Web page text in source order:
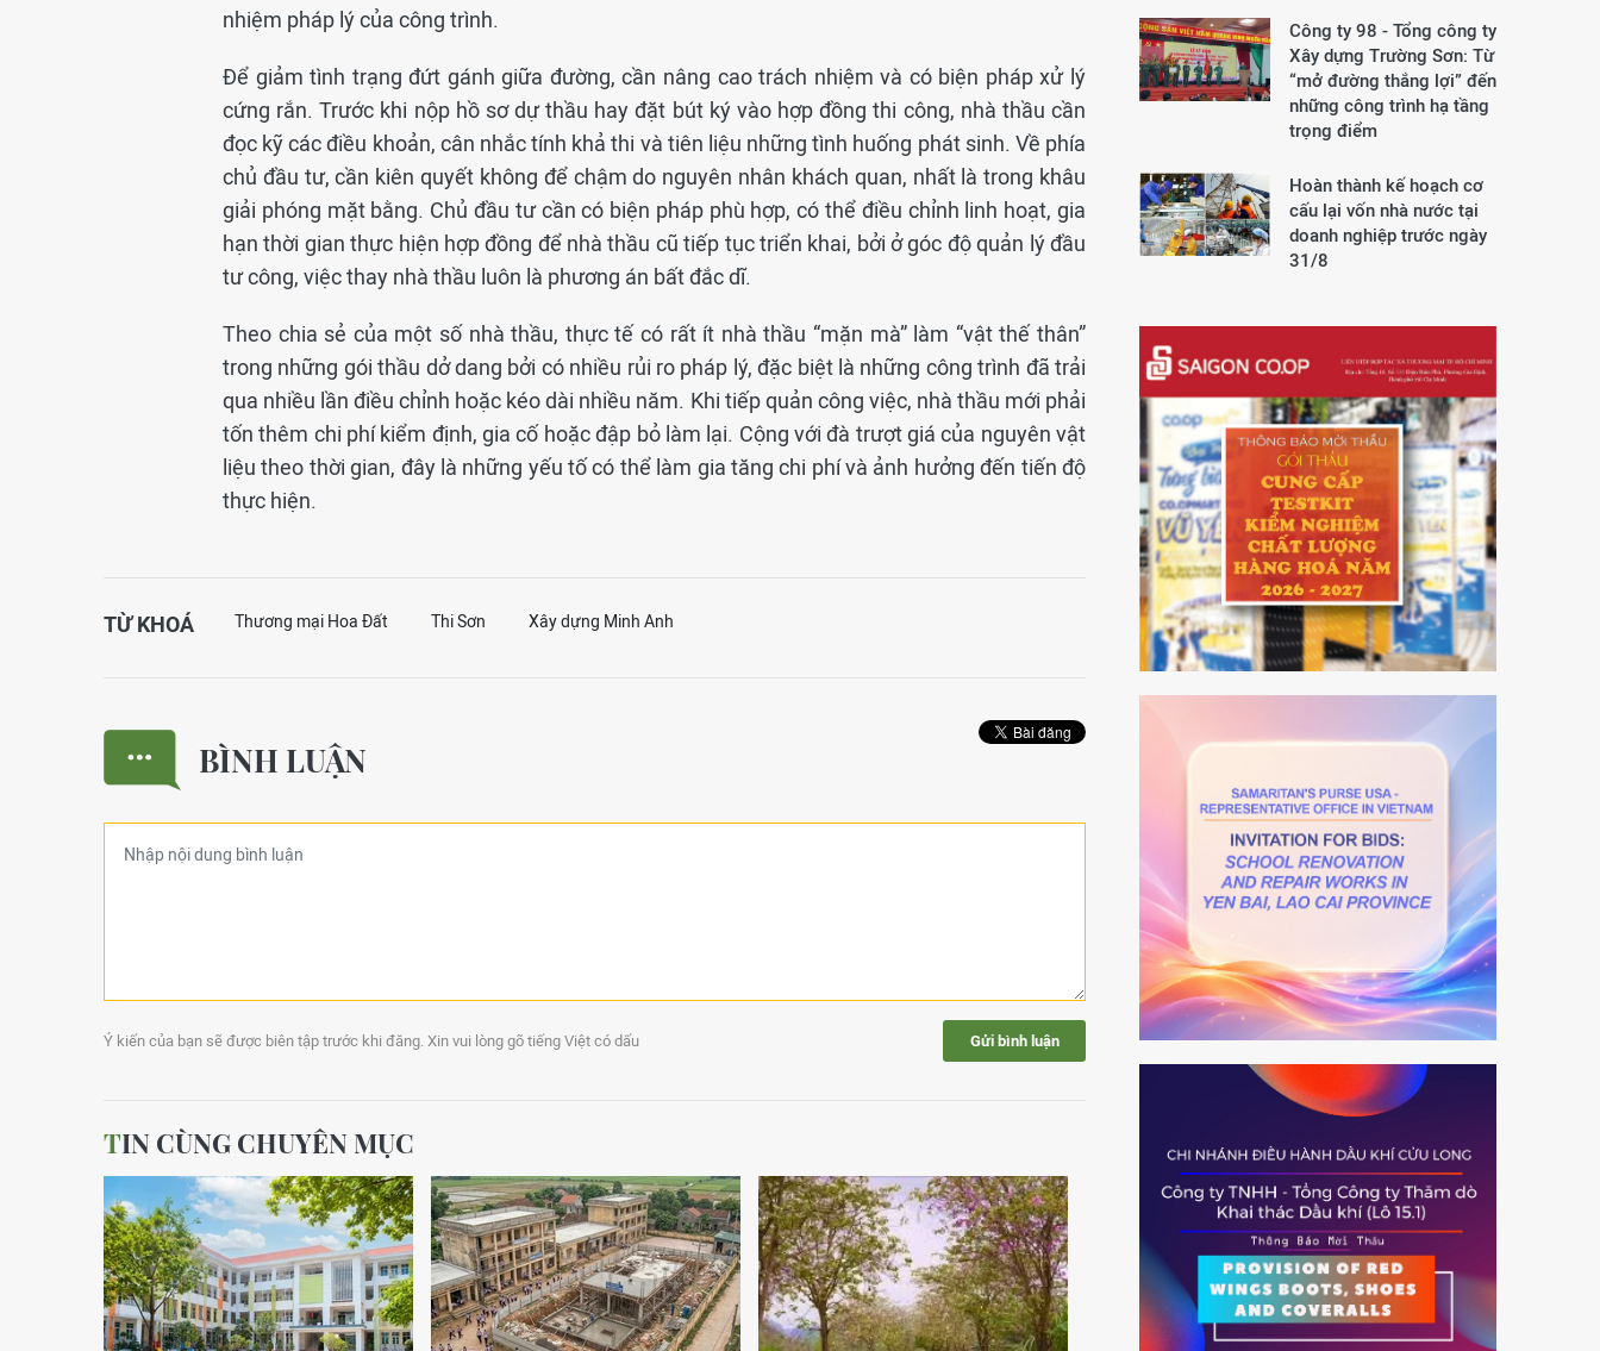
nhiệm pháp lý của công trình.
Để giảm tình trạng đứt gánh giữa đường, cần nâng cao trách nhiệm và có biện pháp xử lý
cứng rắn. Trước khi nộp hồ sơ dự thầu hay đặt bút ký vào hợp đồng thi công, nhà thầu cần
đọc kỹ các điều khoản, cân nhắc tính khả thi và tiên liệu những tình huống phát sinh. Về phía
chủ đầu tư, cần kiên quyết không để chậm do nguyên nhân khách quan, nhất là trong khâu
giải phóng mặt bằng. Chủ đầu tư cần có biện pháp phù hợp, có thể điều chỉnh linh hoạt, gia
hạn thời gian thực hiện hợp đồng để nhà thầu cũ tiếp tục triển khai, bởi ở góc độ quản lý đầu
tư công, việc thay nhà thầu luôn là phương án bất đắc dĩ.
Theo chia sẻ của một số nhà thầu, thực tế có rất ít nhà thầu “mặn mà” làm “vật thế thân”
trong những gói thầu dở dang bởi có nhiều rủi ro pháp lý, đặc biệt là những công trình đã trải
qua nhiều lần điều chỉnh hoặc kéo dài nhiều năm. Khi tiếp quản công việc, nhà thầu mới phải
tốn thêm chi phí kiểm định, gia cố hoặc đập bỏ làm lại. Cộng với đà trượt giá của nguyên vật
liệu theo thời gian, đây là những yếu tố có thể làm gia tăng chi phí và ảnh hưởng đến tiến độ
thực hiện.
TỪ KHOÁ Thương mại Hoa Đất Thi Sơn Xây dựng Minh Anh
BÌNH LUẬN
Ý kiến của bạn sẽ được biên tập trước khi đăng. Xin vui lòng gõ tiếng Việt có dấu Gửi bình luận
TIN CÙNG CHUYÊN MỤC
Công ty 98 - Tổng công ty
Xây dựng Trường Sơn: Từ
“mở đường thắng lợi” đến
những công trình hạ tầng
trọng điểm
Hoàn thành kế hoạch cơ
cấu lại vốn nhà nước tại
doanh nghiệp trước ngày
31/8